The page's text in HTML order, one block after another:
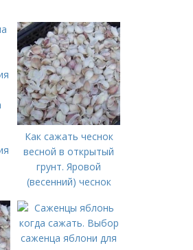
Как сажать чеснок
весной в открытый
грунт. Яровой
(весенний) чеснок